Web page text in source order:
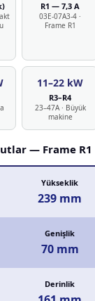
R1 — 7,3 A
03E-07A3-4 ·
Frame R1
11–22 kW
R3–R4
23–47A · Büyük
makine
— Frame
Yükseklik
239 mm
Genişlik
70 mm
Derinlik